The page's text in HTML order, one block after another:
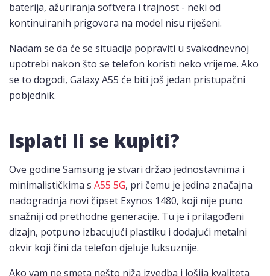
baterija, ažuriranja softvera i trajnost - neki od
kontinuiranih prigovora na model nisu riješeni.
Nadam se da će se situacija popraviti u svakodnevnoj
upotrebi nakon što se telefon koristi neko vrijeme. Ako
se to dogodi, Galaxy A55 će biti još jedan pristupačni
pobjednik.
Isplati li se kupiti?
Ove godine Samsung je stvari držao jednostavnima i
minimalističkima s A55 5G, pri čemu je jedina značajna
nadogradnja novi čipset Exynos 1480, koji nije puno
snažniji od prethodne generacije. Tu je i prilagođeni
dizajn, potpuno izbacujući plastiku i dodajući metalni
okvir koji čini da telefon djeluje luksuznije.
Ako vam ne smeta nešto niža izvedba i lošija kvaliteta